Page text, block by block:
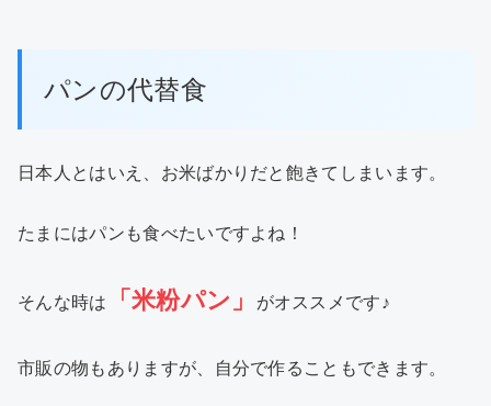
パンの代替食
日本人とはいえ、お米ばかりだと飽きてしまいます。
たまにはパンも食べたいですよね！
そんな時は 「米粉パン」 がオススメです♪
市販の物もありますが、自分で作ることもできます。